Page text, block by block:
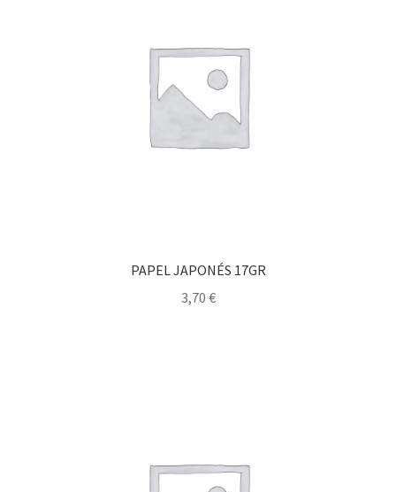
PAPEL JAPONÉS 17GR
3,70 €